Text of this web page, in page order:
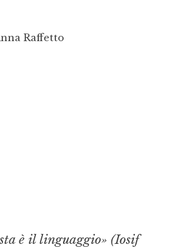
Raffetto
è il linguaggio» (Iosif